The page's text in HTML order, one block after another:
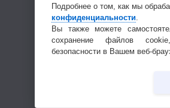
Подробнее о том, как мы
конфиденциальности
Вы также можете
сохранение файлов
безопасности в Вашем веб-